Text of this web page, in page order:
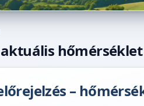
–